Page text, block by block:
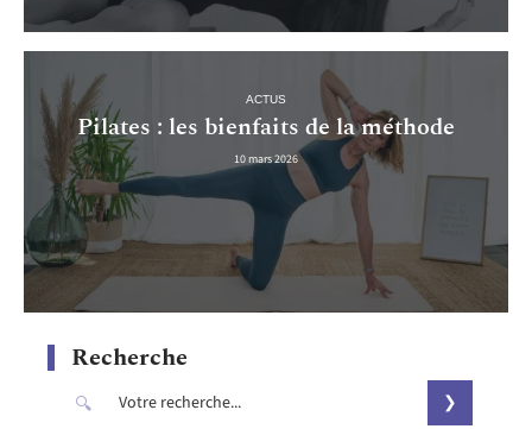
ACTUS
Pilates : les bienfaits de la méthode
10 mars 2026
Recherche